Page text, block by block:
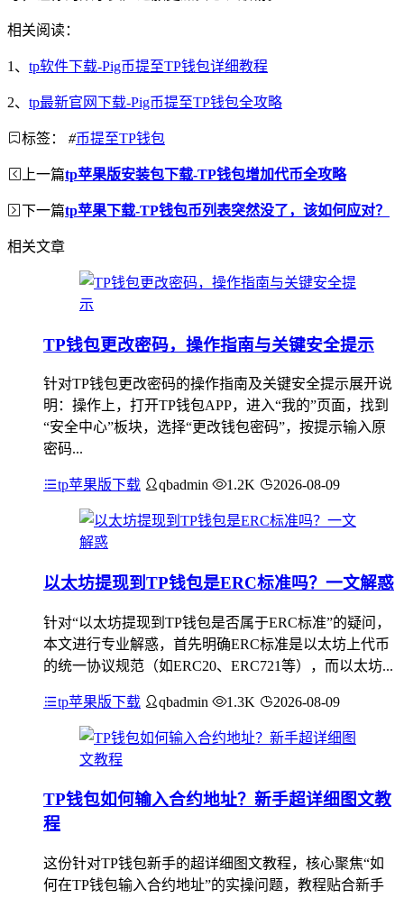
相关阅读：
1、 tp软件下载-Pig币提至TP钱包详细教程
2、 tp最新官网下载-Pig币提至TP钱包全攻略
标签： #币提至TP钱包
上一篇tp苹果版安装包下载-TP钱包增加代币全攻略
下一篇tp苹果下载-TP钱包币列表突然没了，该如何应对？
相关文章
TP钱包更改密码，操作指南与关键安全提示
针对TP钱包更改密码的操作指南及关键安全提示展开说
明：操作上，打开TP钱包APP，进入“我的”页面，找到
“安全中心”板块，选择“更改钱包密码”，按提示输入原
密码...
tp苹果版下载 qbadmin 1.2K 2026-08-09
以太坊提现到TP钱包是ERC标准吗？一文解惑
针对“以太坊提现到TP钱包是否属于ERC标准”的疑问，
本文进行专业解惑，首先明确ERC标准是以太坊上代币
的统一协议规范（如ERC20、ERC721等），而以太坊...
tp苹果版下载 qbadmin 1.3K 2026-08-09
TP钱包如何输入合约地址？新手超详细图文教
程
这份针对TP钱包新手的超详细图文教程，核心聚焦“如
何在TP钱包输入合约地址”的实操问题，教程贴合新手